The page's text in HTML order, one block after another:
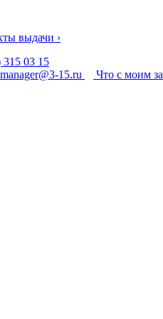
выдачи ›
315 03 15
manager@3-15.ru
Что с моим